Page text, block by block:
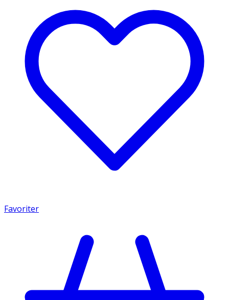
Favoriter